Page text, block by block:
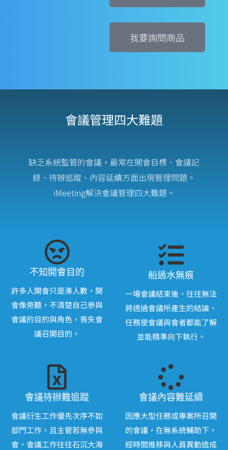
我要詢問商品
會議管理四大難題
缺乏系統監管的會議，最常在開會目標、會議記
錄、待辦追蹤、內容延續方面出現管理問題。
iMeeting解決會議管理四大難題。
不知開會目的
許多人開會只是湊人數，開
會像旁聽，不清楚自己參與
會議的目的與角色，喪失會
議召開目的。
船過水無痕
一場會議結束後，往往無法
將透過會議所產生的結論、
任務使會議與會者都能了解
並能精準向下執行。
會議待辦難追蹤
會議衍生工作優先次序不如
部門工作，且主管若無參與
會，會議工作往往石沉大海
會議內容難延續
因應大型任務或專案所召開
的會議，在無系統輔助下，
經時間推移與人員異動造成